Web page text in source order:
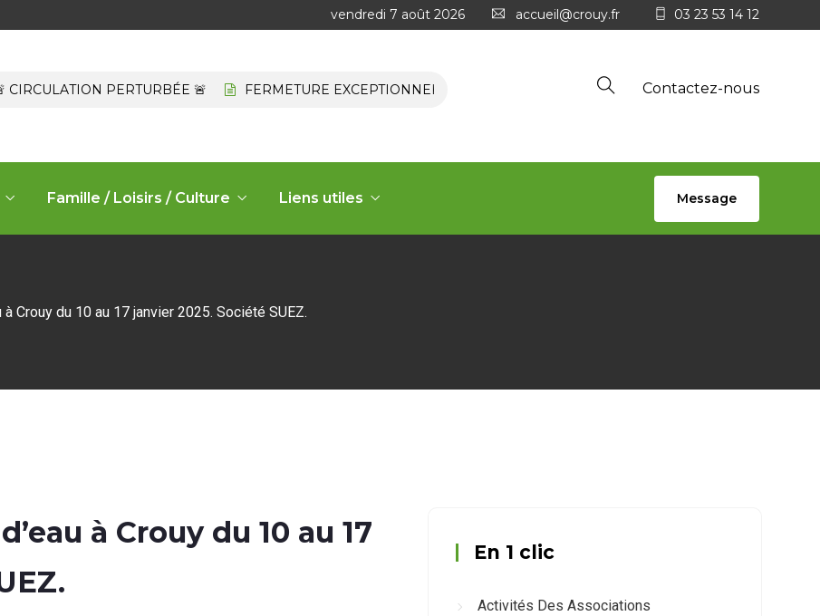
vendredi 7 août 2026 accueil@crouy.fr 03 23 53 14 12
PERTURBÉE 🚨 FERMETURE EXCEPTIONNELLE VENDREDI 15 MAI 2026 ℹ️ LA MAIRIE RECRUTE 📣
Contactez-nous
Famille / Loisirs / Culture Liens utiles Message
Crouy du 10 au 17 janvier 2025. Société SUEZ.
à Crouy du 10 au 17
En 1 clic
Activités Des Associations